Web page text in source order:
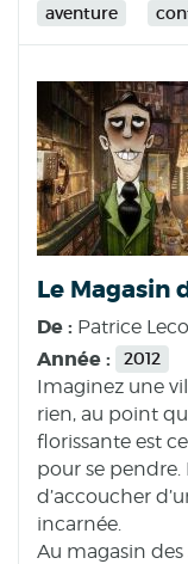
aventure
Le Magasin
De : Patrice
Année : 2012
Imaginez une
rien, au point
florissante est
pour se
d’accoucher
incarnée.
Au magasin des